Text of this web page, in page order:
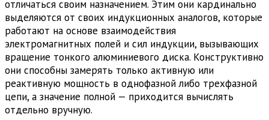
отличаться своим назначением. Этим они кардинально
выделяются от своих индукционных аналогов, которые
работают на основе взаимодействия
электромагнитных полей и сил индукции, вызывающих
вращение тонкого алюминиевого диска. Конструктивно
они способны замерять только активную или
реактивную мощность в однофазной либо трехфазной
цепи, а значение полной — приходится вычислять
отдельно вручную.